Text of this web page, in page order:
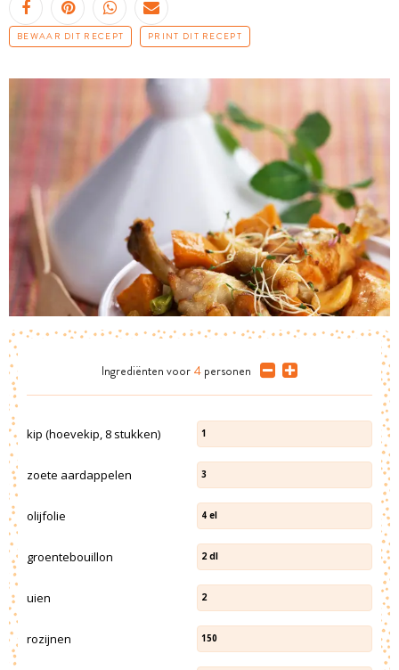
BEWAAR DIT RECEPT PRINT DIT RECEPT
Ingrediënten voor 4 personen
kip (hoevekip, 8 stukken) 1
zoete aardappelen 3
olijfolie 4 el
groentebouillon 2 dl
uien 2
rozijnen 150